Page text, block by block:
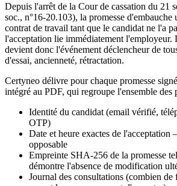
Depuis l'arrêt de la Cour de cassation du 21
soc., n°16-20.103), la promesse d'embauche
contrat de travail tant que le candidat ne l'a
l'acceptation lie immédiatement l'employeur.
devient donc l'événement déclencheur de
d'essai, ancienneté, rétractation.
Certyneo délivre pour chaque promesse
intégré au PDF, qui regroupe l'ensemble des
Identité du candidat (email vérifié,
OTP)
Date et heure exactes de
opposable
Empreinte SHA-256 de la promesse
démontre l'absence de modification
Journal des consultations (combien de